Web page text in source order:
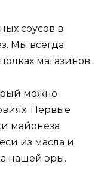
соусов в
Мы всегда
магазинов.
можно
Первые
майонеза
из масла и
нашей эры.